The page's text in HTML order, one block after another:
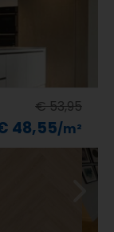
€ 53,95
48,55